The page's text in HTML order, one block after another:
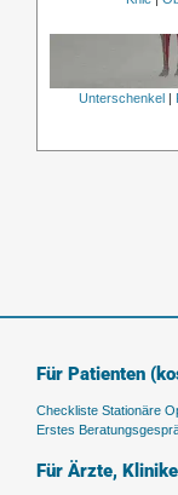
Unterschenkel
Für Patienten
Checkliste Stationäre
Erstes
Für Ärzte,